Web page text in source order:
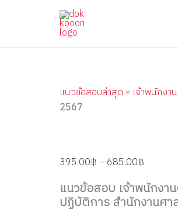
แนวข้อสอบล่าสุด» เจ้าพนักงา
2567
395.00฿–685.00฿
แนวข้อสอบ เจ้าพนักงา
ปฏิบัติการ สำนักงานศ
ข้อสอบ
เจ้า
พนักงาน
การ
สำนักงาน
ศาล